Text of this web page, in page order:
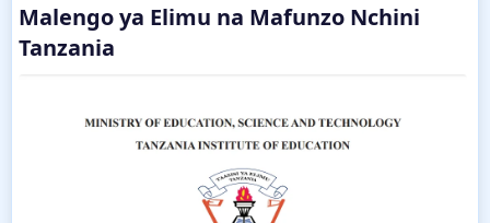
Malengo ya Elimu na Mafunzo Nchini
Tanzania​